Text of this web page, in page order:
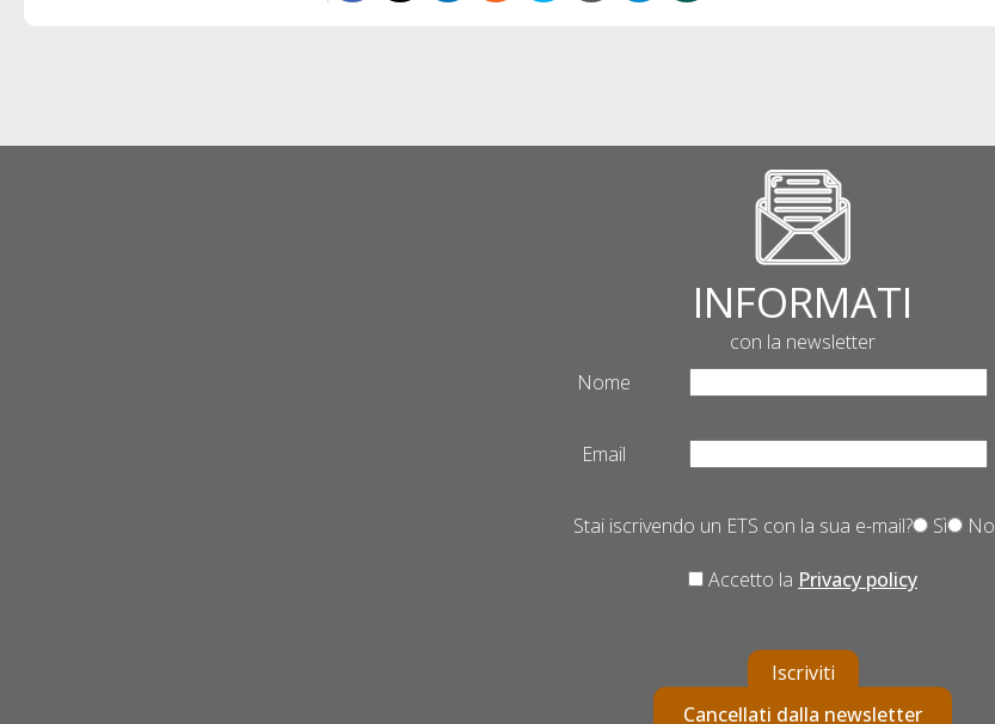
INFORMATI
con la newsletter
Nome
Email
Stai iscrivendo un ETS con la sua e-mail? Sì No
Accetto la Privacy policy
Iscriviti
Cancellati dalla newsletter